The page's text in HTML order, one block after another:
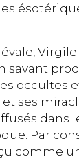
Virgile
savant
occultes
ses
dans
Par
comme